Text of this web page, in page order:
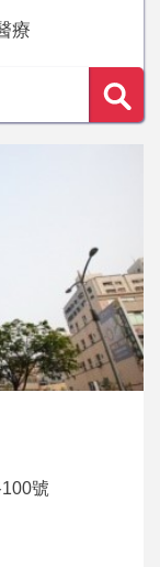
療
號